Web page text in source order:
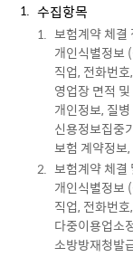
수집항목
보험계약 체결
개인식별정보
직업, 전화번
영업장 면적
개인정보, 질
신용정보집중
보험 계약정보
보험계약 체결
개인식별정보
직업, 전화번
다중이용업소
소방방재청발